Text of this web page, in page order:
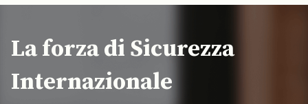
La forza di Sicurezza
Internazionale